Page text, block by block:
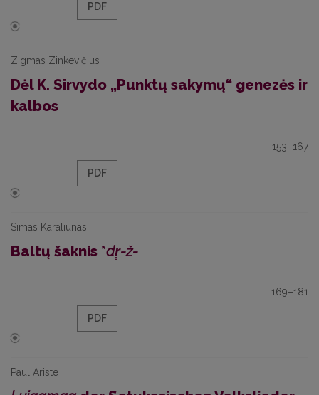
PDF
Zigmas Zinkevičius
Dėl K. Sirvydo „Punktų sakymų“ genezės ir
kalbos
153–167
PDF
Simas Karaliūnas
Baltų šaknis *dr̥-ž-
169–181
PDF
Paul Ariste